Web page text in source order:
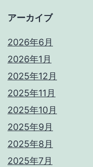
アーカイブ
2026年6月
2026年1月
2025年12月
2025年11月
2025年10月
2025年9月
2025年8月
2025年7月